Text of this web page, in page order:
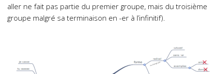
aller ne fait pas partie du premier groupe, mais du troisième
groupe malgré sa terminaison en -er à l’infinitif).